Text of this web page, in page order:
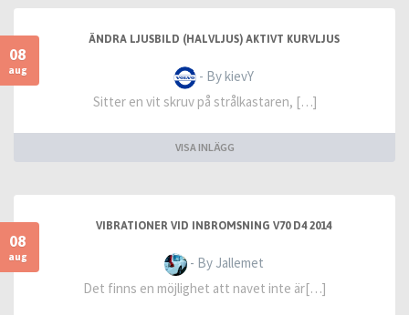
08
aug
ÄNDRA LJUSBILD (HALVLJUS) AKTIVT KURVLJUS
- By kievY
Sitter en vit skruv på strålkastaren, […]
VISA INLÄGG
08
aug
VIBRATIONER VID INBROMSNING V70 D4 2014
- By Jallemet
Det finns en möjlighet att navet inte är[…]